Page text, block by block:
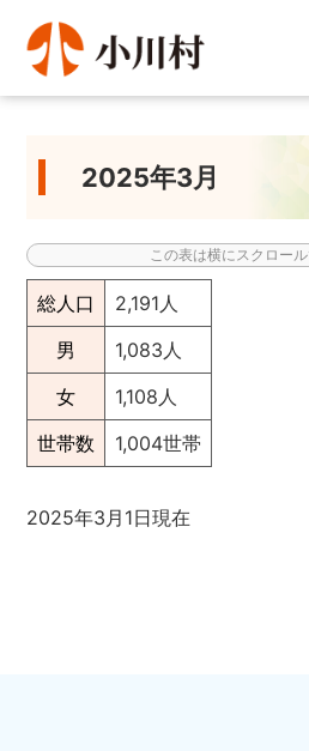
2025年3月
総人口
2,191人
男
1,083人
女
1,108人
世帯数
1,004世帯
2025年3月1日現在